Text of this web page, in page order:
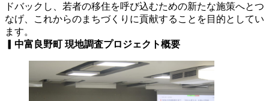
ドバックし、若者の移住を呼び込むための新たな施策へとつ
なげ、これからのまちづくりに貢献することを目的としてい
ます。
▎中富良野町 現地調査プロジェクト概要